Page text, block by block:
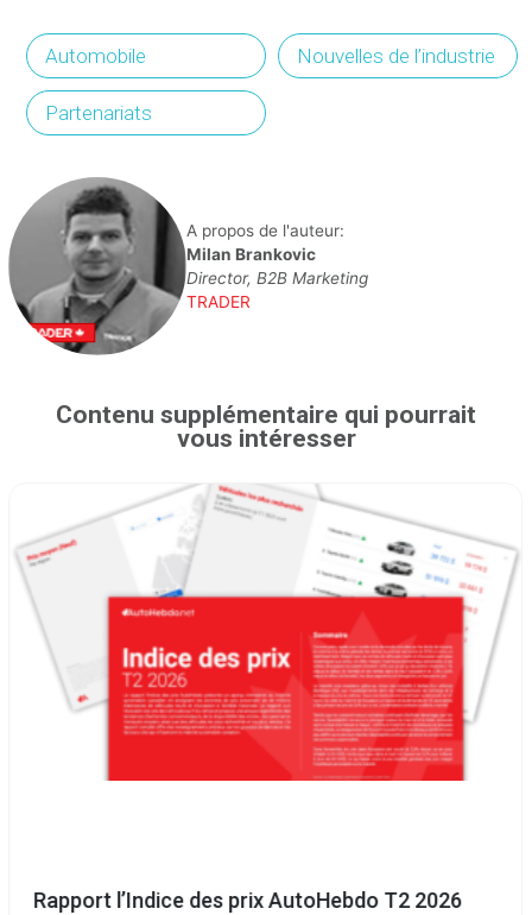
Automobile Nouvelles de l’industrie
Partenariats
A propos de l'auteur:
Milan Brankovic
Director, B2B Marketing
TRADER
Contenu supplémentaire qui pourrait
vous intéresser
Rapport l’Indice des prix AutoHebdo T2 2026